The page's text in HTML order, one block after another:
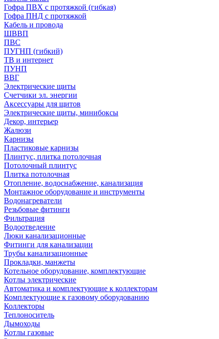
Гофра ПВХ с протяжкой (гибкая)
Гофра ПНД с протяжкой
Кабель и провода
ШВВП
ПВС
ПУГНП (гибкий)
ТВ и интернет
ПУНП
ВВГ
Электрические щиты
Счетчики эл. энергии
Аксессуары для щитов
Электрические щиты, минибоксы
Декор, интерьер
Жалюзи
Карнизы
Пластиковые карнизы
Плинтус, плитка потолочная
Потолочный плинтус
Плитка потолочная
Отопление, водоснабжение, канализация
Монтажное оборудование и инструменты
Водонагреватели
Резьбовые фитинги
Фильтрация
Водоотведение
Люки канализационные
Фитинги для канализации
Трубы канализационные
Прокладки, манжеты
Котельное оборудование, комплектующие
Котлы электрические
Автоматика и комплектующие к коллекторам
Комплектующие к газовому оборудованию
Коллекторы
Теплоноситель
Дымоходы
Котлы газовые